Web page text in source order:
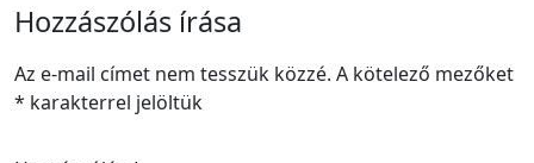
Hozzászólás írása
Az e-mail címet nem tesszük közzé. A kötelező mezőket
* karakterrel jelöltük